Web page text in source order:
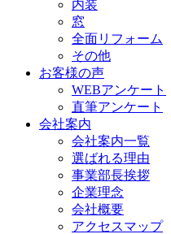
内装
窓
全面リフォーム
その他
お客様の声
WEBアンケート
直筆アンケート
会社案内
会社案内一覧
選ばれる理由
事業部長挨拶
企業理念
会社概要
アクセスマップ